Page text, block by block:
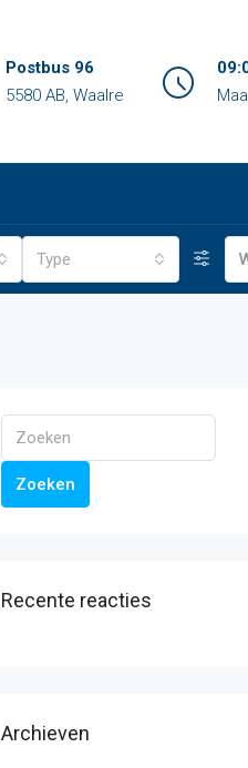
Postbus 96
5580 AB, Waalre
Type
Zoeken
Recente reacties
Archieven